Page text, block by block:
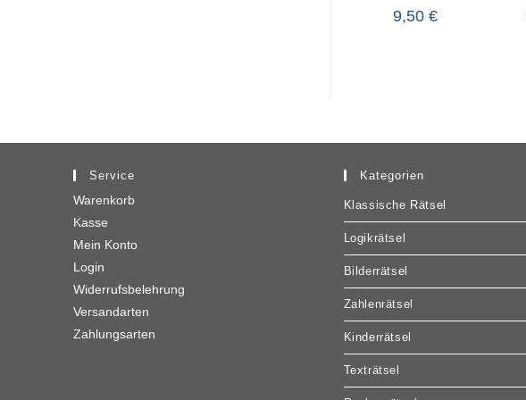
9,50€
Service
Warenkorb
Kasse
Mein Konto
Login
Widerrufsbelehrung
Versandarten
Zahlungsarten
Kategorien
Klassische Rätsel
Logikrätsel
Bilderrätsel
Zahlenrätsel
Kinderrätsel
Texträtsel